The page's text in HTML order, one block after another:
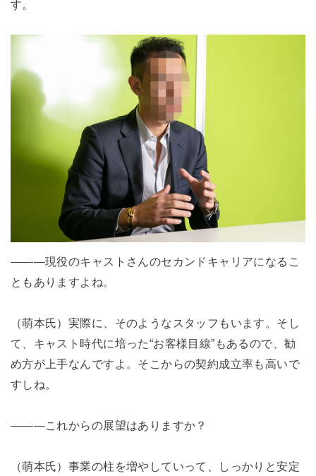
す。
―――現役のキャストさんのセカンドキャリアになるこ
ともありますよね。
（萌本氏）実際に、そのようなスタッフもいます。そし
て、キャスト時代に培った“お客様目線”もあるので、勧
め方が上手なんですよ。そこからの契約成立率も高いで
すしね。
―――これからの展望はありますか？
（萌本氏）事業の柱を増やしていって、しっかりと安定